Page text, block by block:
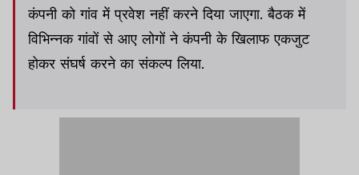
कंपनी को गांव में प्रवेश नहीं करने दिया जाएगा. बैठक में
विभिन्नक गांवों से आए लोगों ने कंपनी के खिलाफ एकजुट
होकर संघर्ष करने का संकल्प लिया.